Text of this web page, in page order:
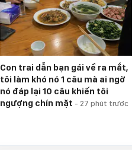
Con trai dẫn bạn gái về ra mắt,
tôi làm khó nó 1 câu mà ai ngờ
nó đáp lại 10 câu khiến tôi
ngượng chín mặt - 27 phút trước